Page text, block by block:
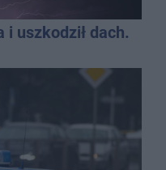
i uszkodził dach.